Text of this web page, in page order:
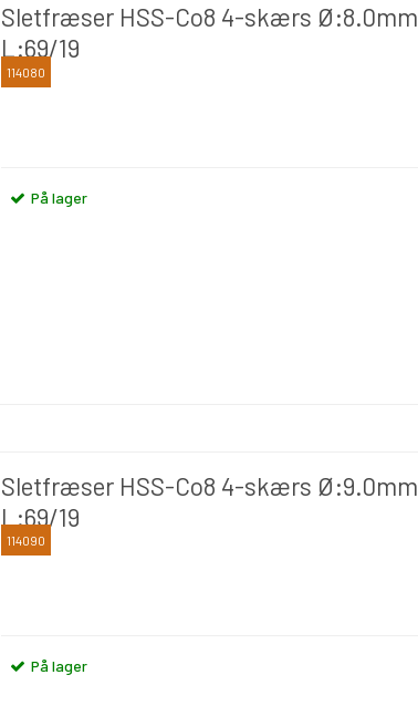
Sletfræser HSS-Co8 4-skærs Ø:8.0mm
L:69/19
OSAWA
114080
På lager
Sletfræser HSS-Co8 4-skærs Ø:9.0mm
L:69/19
OSAWA
114090
På lager